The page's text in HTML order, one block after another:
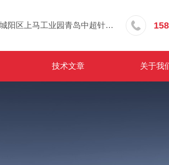
山东省青岛市城阳区上马工业园青岛中超针织有限公司院内东办公楼三层
技术文章 关于我